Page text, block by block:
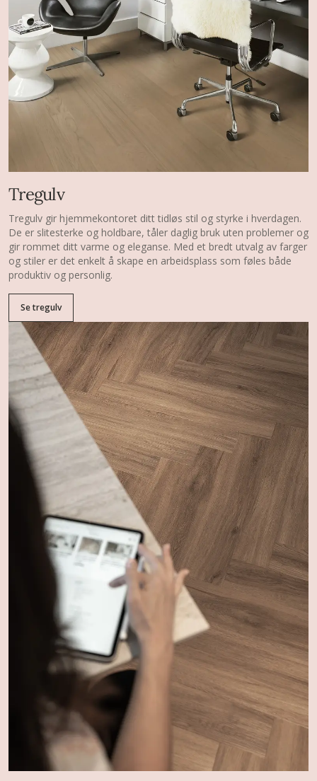
Tregulv
Tregulv gir hjemmekontoret ditt tidløs stil og styrke i hverdagen.
De er slitesterke og holdbare, tåler daglig bruk uten problemer og
gir rommet ditt varme og eleganse. Med et bredt utvalg av farger
og stiler er det enkelt å skape en arbeidsplass som føles både
produktiv og personlig.
Se tregulv